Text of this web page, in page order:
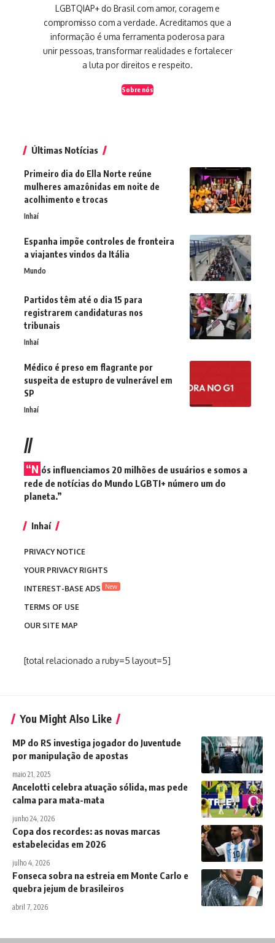
LGBTQIAP+ do Brasil com amor, coragem e
compromisso com a verdade. Acreditamos que a
informação é uma ferramenta poderosa para
unir pessoas, transformar realidades e fortalecer
a luta por direitos e respeito.
Sobre nós
Últimas Notícias
Primeiro dia do Ella Norte reúne
mulheres amazônidas em noite de
acolhimento e trocas
Inhaí
Espanha impõe controles de fronteira
a viajantes vindos da Itália
Mundo
Partidos têm até o dia 15 para
registrarem candidaturas nos
tribunais
Inhaí
Médico é preso em flagrante por
suspeita de estupro de vulnerável em
SP
Inhaí
//
“N ós influenciamos 20 milhões de usuários e somos a
rede de notícias do Mundo LGBTI+ número um do
planeta.”
Inhaí
PRIVACY NOTICE
YOUR PRIVACY RIGHTS
INTEREST-BASE ADS
New
TERMS OF USE
OUR SITE MAP
[total relacionado a ruby=5 layout=5]
You Might Also Like
MP do RS investiga jogador do Juventude
por manipulação de apostas
maio 21, 2025
Ancelotti celebra atuação sólida, mas pede
calma para mata-mata
junho 24, 2026
Copa dos recordes: as novas marcas
estabelecidas em 2026
julho 4, 2026
Fonseca sobra na estreia em Monte Carlo e
quebra jejum de brasileiros
abril 7, 2026